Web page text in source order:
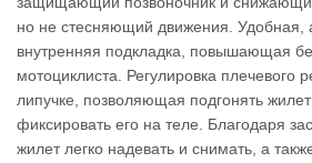
но не стесняющий движения. Удобная,
внутренняя подкладка, повышающая
мотоциклиста. Регулировка плечевого
липучке, позволяющая подгонять
фиксировать его на теле. Благодаря
жилет легко надевать и снимать, а